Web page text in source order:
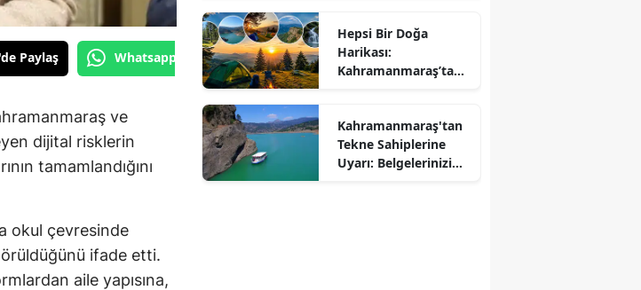
Paylaş Whatsapp'tan Gönder
ve
dijital risklerin
tamamlandığını
okul çevresinde
ifade etti.
aile yapısına,
Hepsi Bir Doğa
Harikası:
Kahramanmaraş’ta
Güzel Alanlar
Kahramanmaraş'tan
Tekne Sahiplerine
Uyarı: Belgelerinizi